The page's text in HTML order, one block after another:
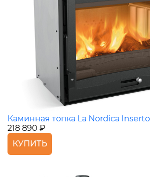
Каминная топка La Nordica
218 890 ₽
КУПИТЬ